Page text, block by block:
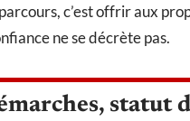
c’est offrir aux
ne se décrète pas.
statut